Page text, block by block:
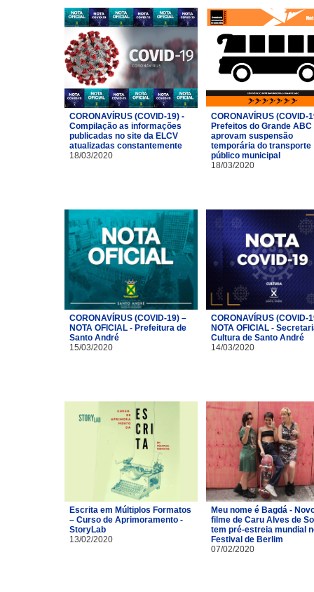
CORONAVÍRUS (COVID-19) -
Compilação as informações
publicadas no site da ELCV
atualizadas constantemente
18/03/2020
CORONAVÍRUS (COVID-
Prefeitos do Grande ABC
aprovam suspensão
temporária do transporte
público municipal
18/03/2020
CORONAVÍRUS (COVID-19) –
NOTA OFICIAL - Prefeitura de
Santo André
15/03/2020
CORONAVÍRUS (COVID-
NOTA OFICIAL -
Cultura de Santo André
14/03/2020
Escrita em Múltiplos Formatos
– Curso de Aprimoramento -
StoryLab
13/02/2020
Meu nome é Bagdá -
filme de Caru Alves de
tem pré-estreia mundial
Festival de Berlim
07/02/2020